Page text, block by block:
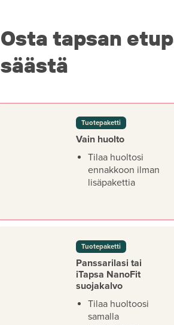
Osta tapsan
säästä
Tuotepaketti
Vain huolto
Tilaa huoltosi
ennakkoon ilman
lisäpakettia
Tuotepaketti
Panssarilasi tai
iTapsa NanoFit
suojakalvo
Tilaa huoltoosi
samalla